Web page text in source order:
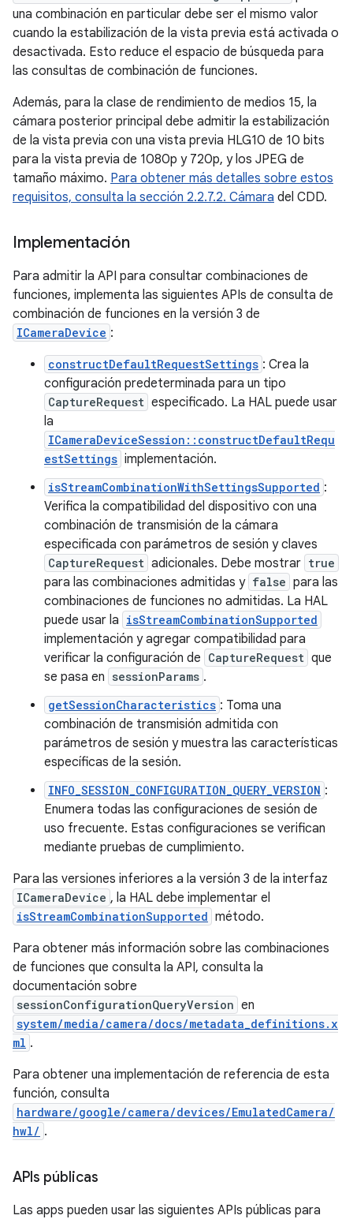
una combinación en particular debe ser el mismo valor
cuando la estabilización de la vista previa está activada o
desactivada. Esto reduce el espacio de búsqueda para
las consultas de combinación de funciones.
Además, para la clase de rendimiento de medios 15, la
cámara posterior principal debe admitir la estabilización
de la vista previa con una vista previa HLG10 de 10 bits
para la vista previa de 1080p y 720p, y los JPEG de
tamaño máximo. Para obtener más detalles sobre estos
requisitos, consulta la sección 2.2.7.2. Cámara del CDD.
Implementación
Para admitir la API para consultar combinaciones de
funciones, implementa las siguientes APIs de consulta de
combinación de funciones en la versión 3 de
ICameraDevice :
constructDefaultRequestSettings : Crea la
configuración predeterminada para un tipo
CaptureRequest especificado. La HAL puede usar
la
ICameraDeviceSession::constructDefaultRequ
estSettings implementación.
isStreamCombinationWithSettingsSupported :
Verifica la compatibilidad del dispositivo con una
combinación de transmisión de la cámara
especificada con parámetros de sesión y claves
CaptureRequest adicionales. Debe mostrar true
para las combinaciones admitidas y false para las
combinaciones de funciones no admitidas. La HAL
puede usar la isStreamCombinationSupported
implementación y agregar compatibilidad para
verificar la configuración de CaptureRequest que
se pasa en sessionParams .
getSessionCharacteristics : Toma una
combinación de transmisión admitida con
parámetros de sesión y muestra las características
específicas de la sesión.
INFO_SESSION_CONFIGURATION_QUERY_VERSION :
Enumera todas las configuraciones de sesión de
uso frecuente. Estas configuraciones se verifican
mediante pruebas de cumplimiento.
Para las versiones inferiores a la versión 3 de la interfaz
ICameraDevice , la HAL debe implementar el
isStreamCombinationSupported método.
Para obtener más información sobre las combinaciones
de funciones que consulta la API, consulta la
documentación sobre
sessionConfigurationQueryVersion en
system/media/camera/docs/metadata_definitions.x
ml .
Para obtener una implementación de referencia de esta
función, consulta
hardware/google/camera/devices/EmulatedCamera/
hwl/ .
APIs públicas
Las apps pueden usar las siguientes APIs públicas para